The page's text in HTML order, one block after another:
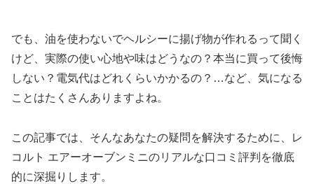
でも、油を使わないでヘルシーに揚げ物が作れるって聞く
けど、実際の使い心地や味はどうなの？本当に買って後悔
しない？電気代はどれくらいかかるの？…など、気になる
ことはたくさんありますよね。
この記事では、そんなあなたの疑問を解決するために、レ
コルト エアーオーブンミニのリアルな口コミ評判を徹底
的に深掘りします。